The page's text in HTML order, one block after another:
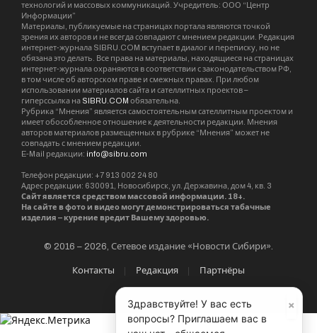
технологий и массовых коммуникаций. Учредитель: ООО “Центр
Информации”
Материалы, публикуемые на страницах портала являются точкой
зрения их авторов и не всегда совпадают с мнением редакции. Редакция
интернет-журнала SIBRU.COM вступает в диалог и переписку, но не
обязана это делать. Все права на материалы, находящиеся на страницах
интернет-журнала охраняются в соответствии с законодательством РФ,
в том числе об авторском праве и смежных правах. При любом
использовании материалов сайта и сателлитных проектов –
гиперссылка на SIBRU.COM обязательна.
Рубрика “Мнения” является самостоятельным сателлитным проектом и
имеет обособленное отношение к деятельности редакции. Мнения
авторов материалов размещенных в рубрике “Мнения” может не
совпадать с мнением редакции.
E-Mail редакции: info@sibru.com
Телефон редакции: +7 913 002 24 80
Адрес редакции: 630091, Новосибирск, ул. Державина, дом 4, кв. 3
Сайт является средством массовой информации. 18+.
На сайте в фото и видео могут демонстрироваться табачные
изделия – курение вредит Вашему здоровью.
© 2016 – 2026, Сетевое издание «Новости Сибири».
Контакты Редакция Партнёры
×
Здравствуйте! У вас есть
вопросы? Приглашаем вас в